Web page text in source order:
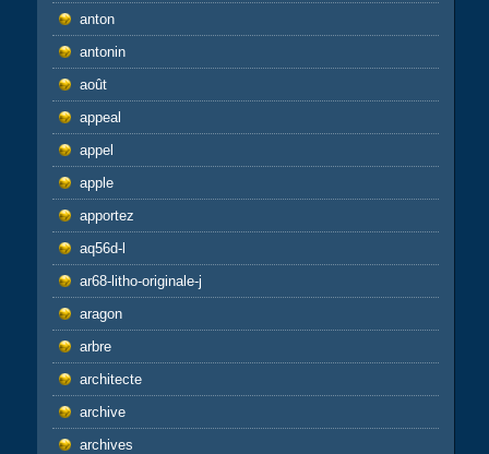
anton
antonin
août
appeal
appel
apple
apportez
aq56d-l
ar68-litho-originale-j
aragon
arbre
architecte
archive
archives